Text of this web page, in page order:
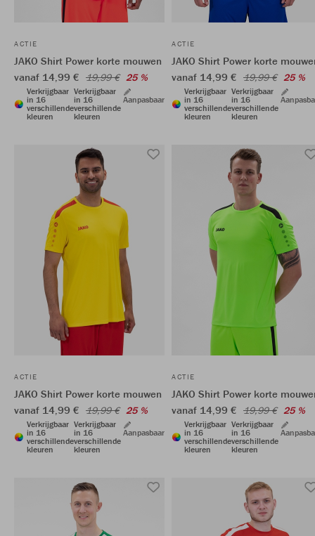
ACTIE
JAKO Shirt Power korte mouwen
vanaf 14,99 € 19,99 € 25 %
Verkrijgbaar
in 16
verschillende
kleuren
Verkrijgbaar
in 16
verschillende
kleuren
Aanpasbaar
ACTIE
JAKO Shirt Power korte
vanaf 14,99 € 19,99 € 25 %
Verkrijgbaar
in 16
verschillende
kleuren
Verkrijgbaar
in 16
verschillende
kleuren
ACTIE
JAKO Shirt Power korte mouwen
vanaf 14,99 € 19,99 € 25 %
Verkrijgbaar
in 16
verschillende
kleuren
Verkrijgbaar
in 16
verschillende
kleuren
Aanpasbaar
ACTIE
JAKO Shirt Power korte
vanaf 14,99 € 19,99 € 25 %
Verkrijgbaar
in 16
verschillende
kleuren
Verkrijgbaar
in 16
verschillende
kleuren